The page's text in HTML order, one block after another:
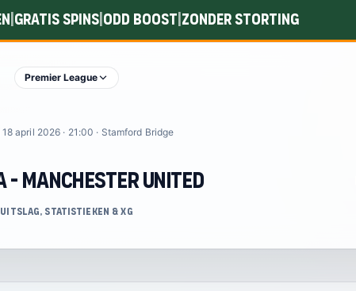
Gratis spins Odd boost Zonder storting
Premier League
april 2026 · 21:00 · Stamford Bridge
- Manchester United
Uitslag, statistieken & xG